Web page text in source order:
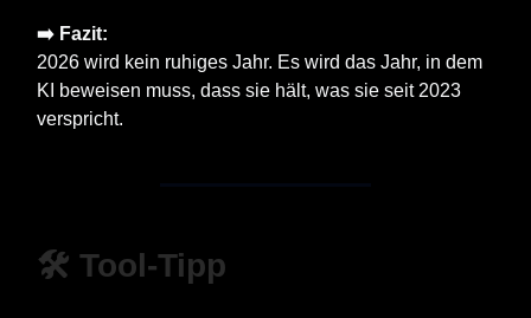
➡️ Fazit:
2026 wird kein ruhiges Jahr. Es wird das Jahr, in dem
KI beweisen muss, dass sie hält, was sie seit 2023
verspricht.
🛠️ Tool-Tipp